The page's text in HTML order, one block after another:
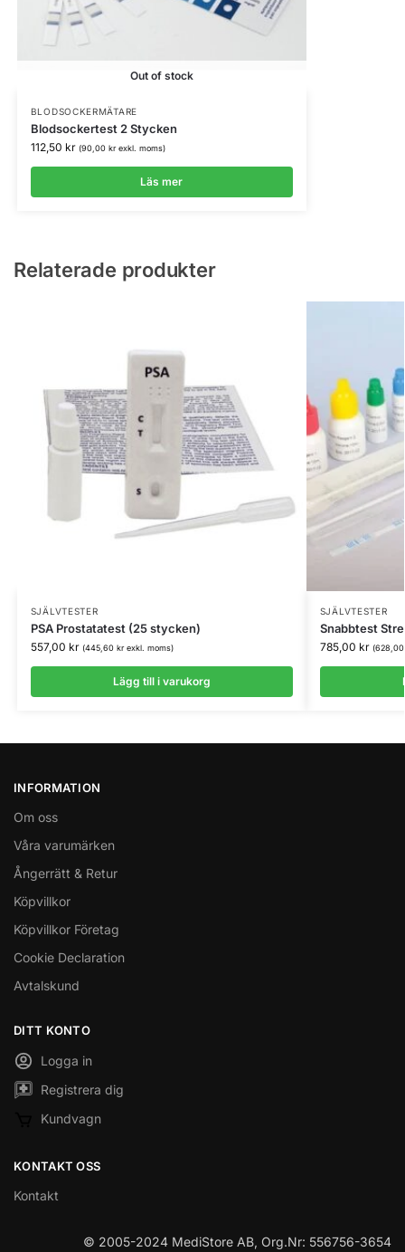
Out of stock
BLODSOCKERMÄTARE
Blodsockertest 2 Stycken
112,50 kr (90,00 krexkl. moms)
Läs mer
Relaterade produkter
SJÄLVTESTER
PSA Prostatatest (25 stycken)
557,00 kr (445,60 krexkl. moms)
Lägg till i varukorg
SJÄLVTESTER
Snabbtest
785,00 kr (
INFORMATION
Om oss
Våra varumärken
Ångerrätt & Retur
Köpvillkor
Köpvillkor Företag
Cookie Declaration
Avtalskund
DITT KONTO
Logga in
Registrera dig
Kundvagn
KONTAKT OSS
Kontakt
© 2005-2024 MediStore AB, Org.Nr: 556756-3654